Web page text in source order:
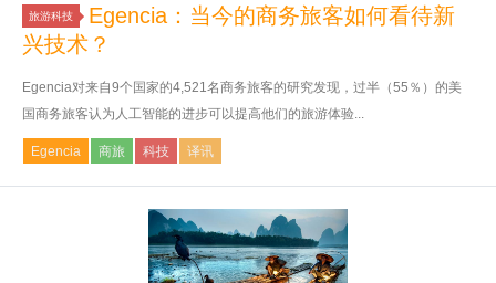
旅游科技
Egencia：当今的商务旅客如何看待新
兴技术？
Egencia对来自9个国家的4,521名商务旅客的研究发现，过半（55％）的美
国商务旅客认为人工智能的进步可以提高他们的旅游体验...
Egencia 商旅 科技 译讯